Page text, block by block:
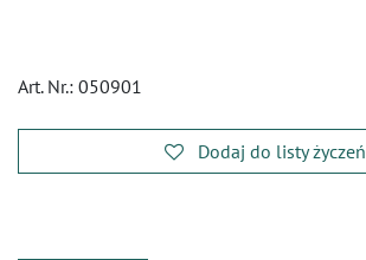
Art. Nr.: 050901
Dodaj do listy życzeń